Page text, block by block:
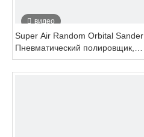
видео
Super Air Random Orbital Sander
Пневматический полировщик,
высококачественные силовые
полировальные машины